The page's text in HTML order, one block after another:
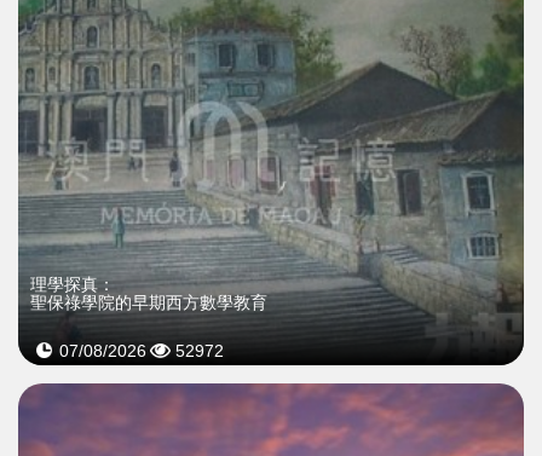
理學探真：
聖保祿學院的早期西方數學教育
07/08/2026 52972